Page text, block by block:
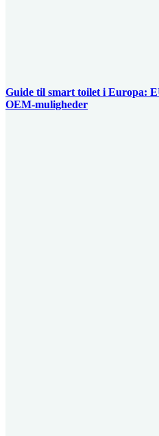
Guide til smart toilet i Europa:
OEM-muligheder